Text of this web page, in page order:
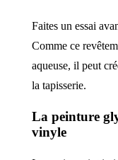
Faites un essai
Comme ce
aqueuse, il peut
la tapisserie.
La peinture
vinyle